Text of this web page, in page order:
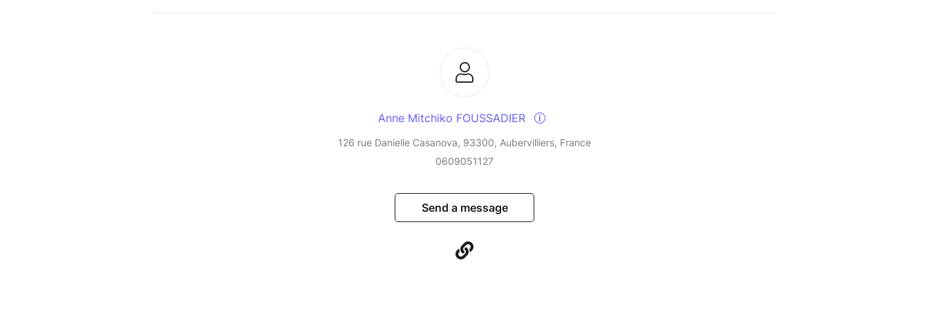
Anne Mitchiko FOUSSADIER
126 rue Danielle Casanova, 93300, Aubervilliers, France
0609051127
Send a message